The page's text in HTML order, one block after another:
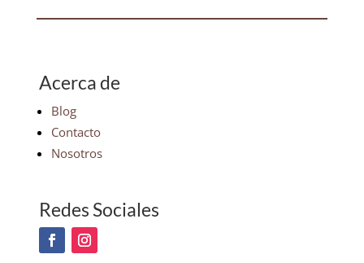
Acerca de
Blog
Contacto
Nosotros
Redes Sociales